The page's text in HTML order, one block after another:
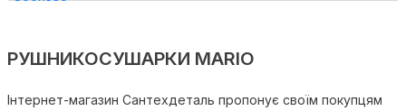
РУШНИКОСУШАРКИ MARIO
Інтернет-магазин Сантехдеталь пропонує своїм покупцям